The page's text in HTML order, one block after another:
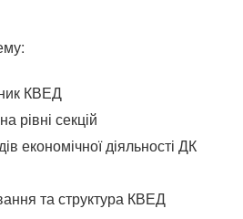
КВЕД
рівні секцій
економічної діяльності ДК
та структура КВЕД